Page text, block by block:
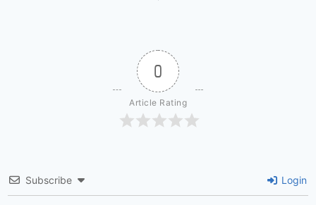
0
Article Rating
Subscribe Login